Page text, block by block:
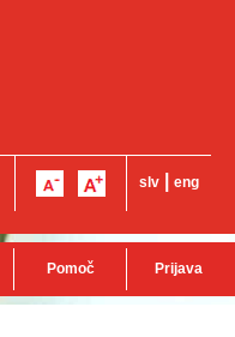
slv eng
Pomoč Prijava